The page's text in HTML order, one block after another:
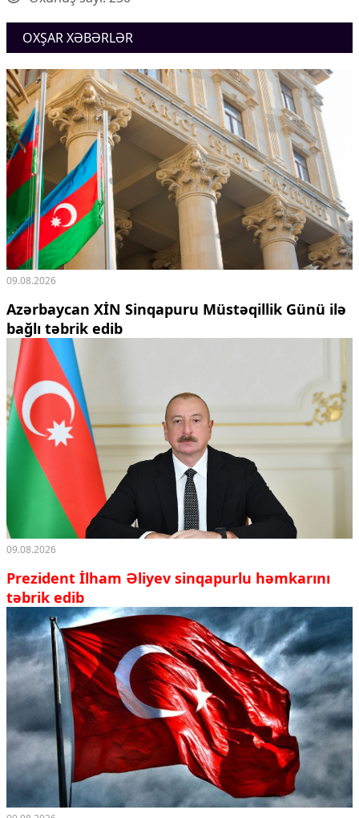
OXŞAR XƏBƏRLƏR
09.08.2026
Azərbaycan XİN Sinqapuru Müstəqillik Günü ilə
bağlı təbrik edib
09.08.2026
Prezident İlham Əliyev sinqapurlu həmkarını
təbrik edib